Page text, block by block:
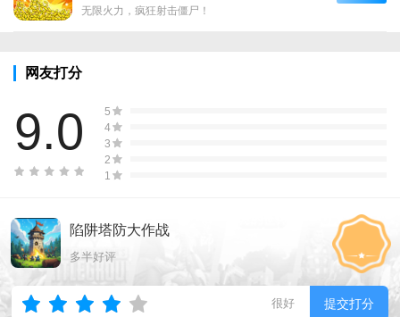
无限火力，疯狂射击僵尸！
网友打分
9.0
5
4
3
2
1
陷阱塔防大作战
多半好评
很好 提交打分